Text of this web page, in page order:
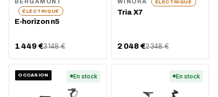
ÉLECTRIQUE
E-horizon n5
1 449 €3 148 €
ÉLECTRIQUE
Tria X7
2 048 €2 348 €
OCCASION En stock En stock